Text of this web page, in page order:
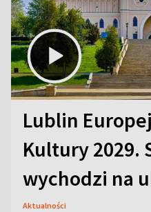
Lublin
Kultury 2029.
wychodzi na
Aktualności